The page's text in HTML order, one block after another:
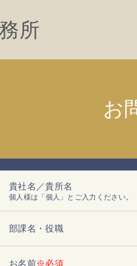
所
お
貴社名／貴所名
個人様は「個人」とご入力ください。
部課名・役職
お名前※必須